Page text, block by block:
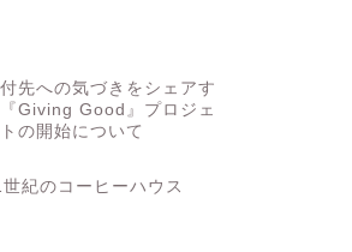
先への気づきをシェアす
Giving Good』プロジェ
の開始について
世紀のコーヒーハウス